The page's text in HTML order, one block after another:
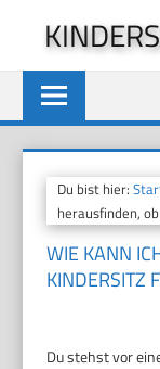
springen
Du bist hier:
herausfinden,
WIE KANN
KINDERSITZ
Du stehst vor